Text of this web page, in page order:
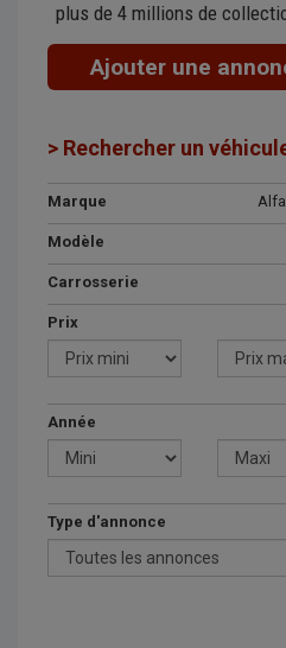
plus de 4 millions de
Ajouter une
> Rechercher un
Marque
Modèle
Carrosserie
Prix
Année
Type d'annonce